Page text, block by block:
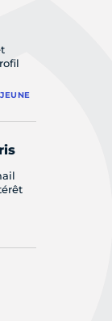
JEUNE